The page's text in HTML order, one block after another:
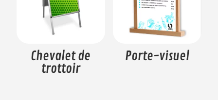
Chevalet de
trottoir
Porte-visuel